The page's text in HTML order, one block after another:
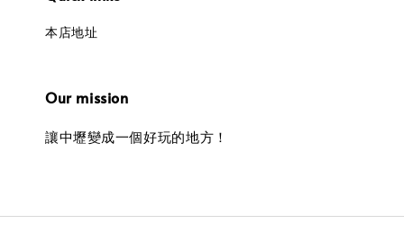
本店地址
Our mission
讓中壢變成一個好玩的地方！